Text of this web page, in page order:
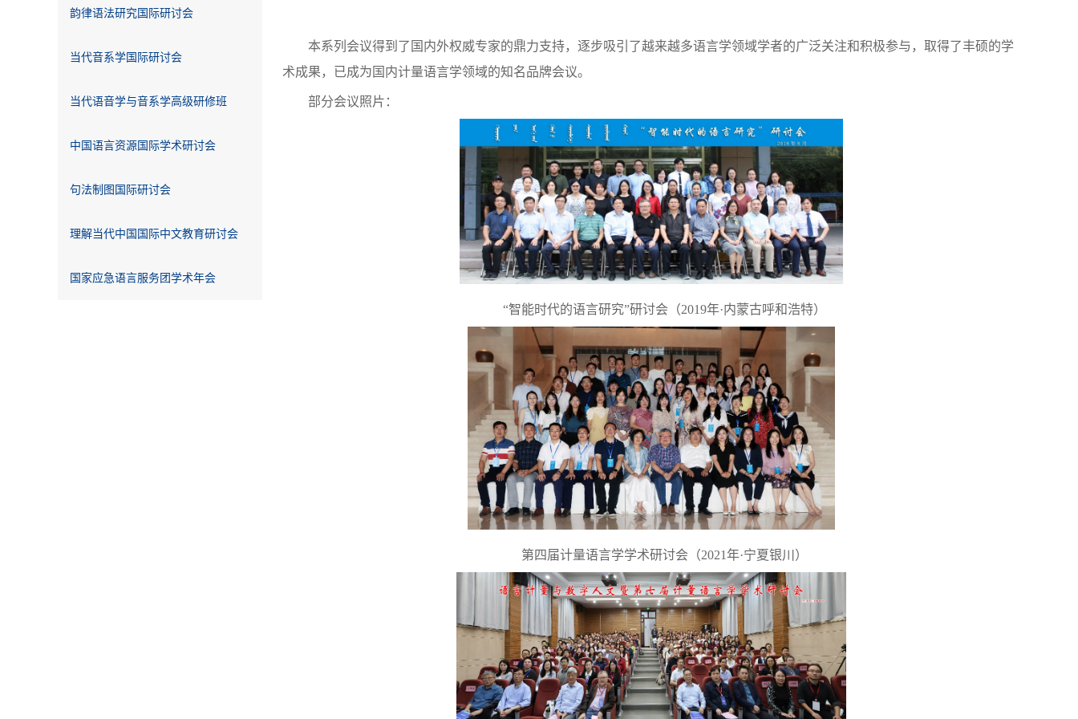
韵律语法研究国际研讨会
当代音系学国际研讨会
当代语音学与音系学高级研修班
中国语言资源国际学术研讨会
句法制图国际研讨会
理解当代中国国际中文教育研讨会
国家应急语言服务团学术年会
本系列会议得到了国内外权威专家的鼎力支持，逐步吸引了越来越多语言学领域学者的广泛关注和积极参与，取得了丰硕的学
术成果，已成为国内计量语言学领域的知名品牌会议。
部分会议照片：
“智能时代的语言研究”研讨会（2019年·内蒙古呼和浩特）
第四届计量语言学学术研讨会（2021年·宁夏银川）